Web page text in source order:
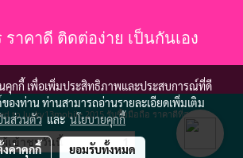
าคาดี ติดต่อง่าย เป็นกันเอง
to lucky13mobile 2015 รับซื้อมือถือ ราคาดีที่สุด
ผู้เข้าชมวันนี้ 1
นคุกกี้ เพื่อเพิ่มประสิทธิภาพและประสบการณ์ที่ดี
ของท่าน ท่านสามารถอ่านรายละเอียดเพิ่มเติม
นส่วนตัวและนโยบายคุกกี้
ค่าคุกกี้ ยอมรับทั้งหมด